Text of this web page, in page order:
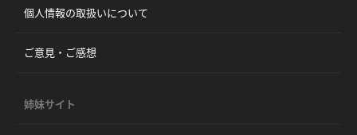
個人情報の取扱いについて
ご意見・ご感想
姉妹サイト